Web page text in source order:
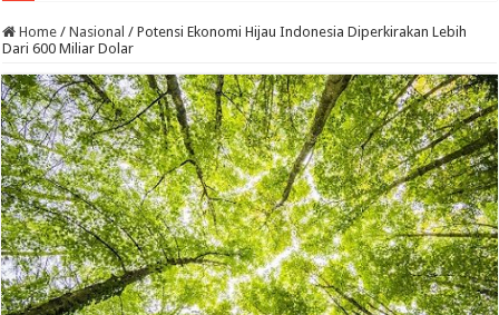
Home / Nasional / Potensi Ekonomi Hijau Indonesia Diperkirakan Lebih
Dari 600 Miliar Dolar